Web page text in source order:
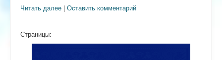
Читать далее | Оставить комментарий
Страницы: